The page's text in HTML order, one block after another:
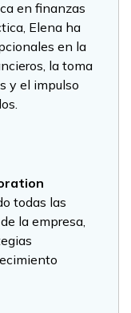
en finanzas
Elena ha
en la
la toma
y el impulso
todas las
la empresa,